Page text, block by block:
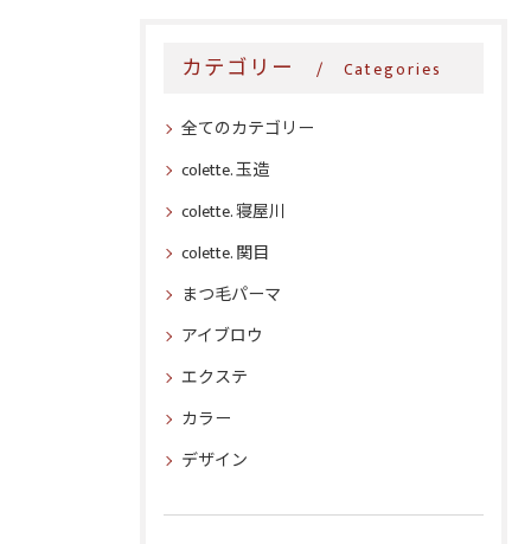
カテゴリー Categories
全てのカテゴリー
colette. 玉造
colette. 寝屋川
colette. 関目
まつ毛パーマ
アイブロウ
エクステ
カラー
デザイン